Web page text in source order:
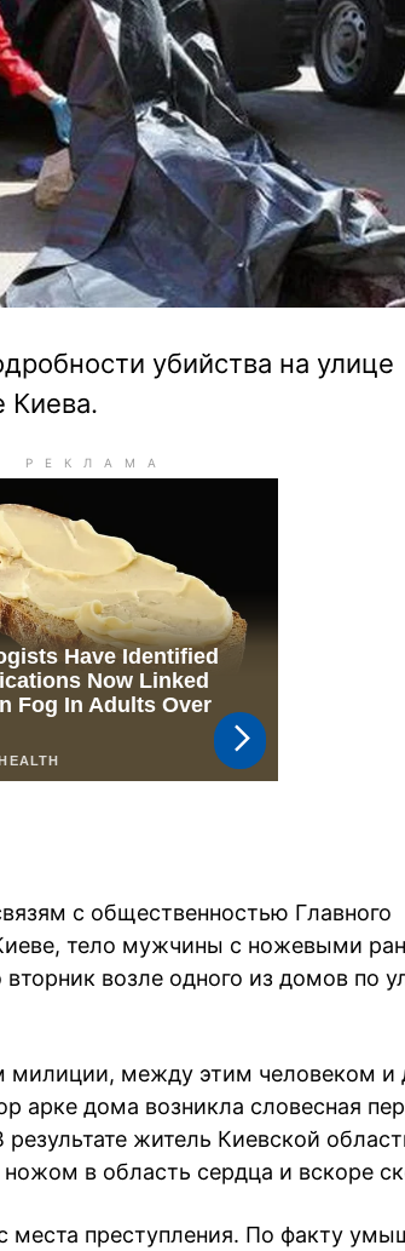
убийства на улице
Киева.
с общественностью Главного
тело мужчины с ножевыми
возле одного из домов по
милиции, между этим человеком и
арке дома возникла словесная
житель Киевской
в область сердца и вскоре
преступления. По факту